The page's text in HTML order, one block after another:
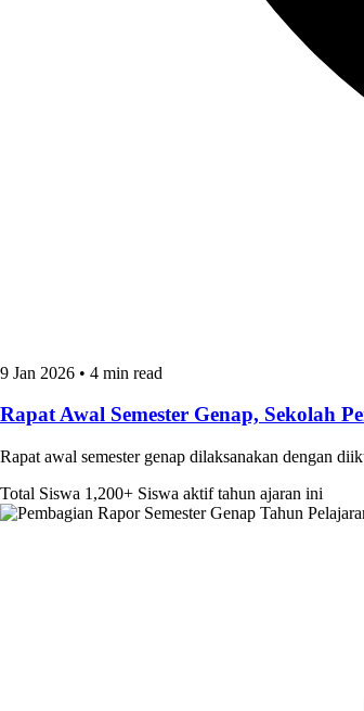
9 Jan 2026 • 4 min read
Rapat Awal Semester Genap, Sekolah
Rapat awal semester genap dilaksanakan dengan
Total Siswa 1,200+ Siswa aktif tahun ajaran ini